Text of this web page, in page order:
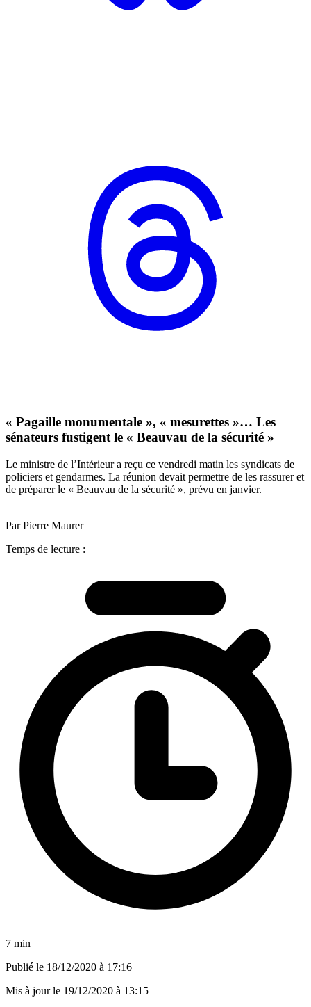
« Pagaille monumentale », « mesurettes »… Les
sénateurs fustigent le « Beauvau de la sécurité »
Le ministre de l’Intérieur a reçu ce vendredi matin les syndicats de
policiers et gendarmes. La réunion devait permettre de les rassurer et
de préparer le « Beauvau de la sécurité », prévu en janvier.
Par Pierre Maurer
Temps de lecture :
7 min
Publié le 18/12/2020 à 17:16
Mis à jour le 19/12/2020 à 13:15